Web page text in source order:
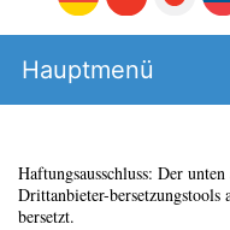
Hauptmenü
Haftungsausschluss: Der
Drittanbieter-bersetzungstools
bersetzt.